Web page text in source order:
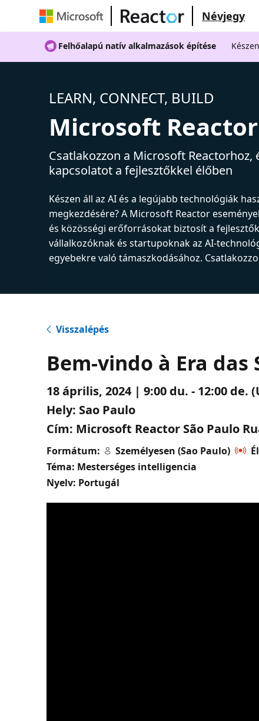
Névjegy
Felhőalapú natív alkalmazások építése
LEARN, CONNECT, BUILD
Microsoft Reactor
Csatlakozzon a Microsoft Reactorhoz,
kapcsolatot a fejlesztőkkel élőben
Készen áll az AI és a legújabb technológiák
megkezdésére? A Microsoft Reactor
és közösségi erőforrásokat biztosít a
vállalkozóknak és startupoknak az AI-
egyebekre való támaszkodásához.
Visszalépés
Bem-vindo à Era das
18 április, 2024 | 9:00 du. - 12:00
Hely: Sao Paulo
Cím: Microsoft Reactor São Paulo
Formátum: Személyesen (Sao Paulo)
Téma: Mesterséges intelligencia
Nyelv: Portugál